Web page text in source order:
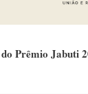
Prêmio Jabuti